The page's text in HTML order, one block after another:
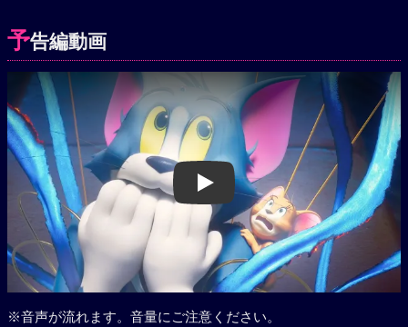
予告編動画
Play
※音声が流れます。音量にご注意ください。